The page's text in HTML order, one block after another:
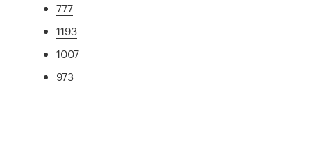
777
1193
1007
973